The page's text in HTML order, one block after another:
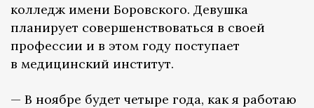
колледж имени Боровского. Девушка
планирует совершенствоваться в своей
профессии и в этом году поступает
в медицинский институт.
— В ноябре будет четыре года, как я работаю